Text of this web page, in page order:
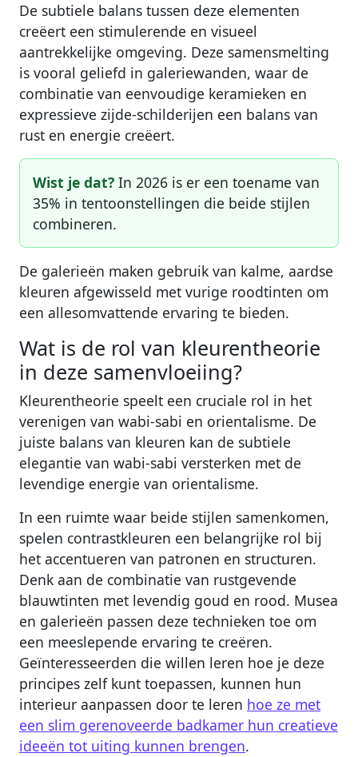
De subtiele balans tussen deze elementen
creëert een stimulerende en visueel
aantrekkelijke omgeving. Deze samensmelting
is vooral geliefd in galeriewanden, waar de
combinatie van eenvoudige keramieken en
expressieve zijde-schilderijen een balans van
rust en energie creëert.
Wist je dat? In 2026 is er een toename van
35% in tentoonstellingen die beide stijlen
combineren.
De galerieën maken gebruik van kalme, aardse
kleuren afgewisseld met vurige roodtinten om
een allesomvattende ervaring te bieden.
Wat is de rol van kleurentheorie
in deze samenvloeiing?
Kleurentheorie speelt een cruciale rol in het
verenigen van wabi-sabi en orientalisme. De
juiste balans van kleuren kan de subtiele
elegantie van wabi-sabi versterken met de
levendige energie van orientalisme.
In een ruimte waar beide stijlen samenkomen,
spelen contrastkleuren een belangrijke rol bij
het accentueren van patronen en structuren.
Denk aan de combinatie van rustgevende
blauwtinten met levendig goud en rood. Musea
en galerieën passen deze technieken toe om
een meeslepende ervaring te creëren.
Geïnteresseerden die willen leren hoe je deze
principes zelf kunt toepassen, kunnen hun
interieur aanpassen door te leren hoe ze met
een slim gerenoveerde badkamer hun creatieve
ideeën tot uiting kunnen brengen.